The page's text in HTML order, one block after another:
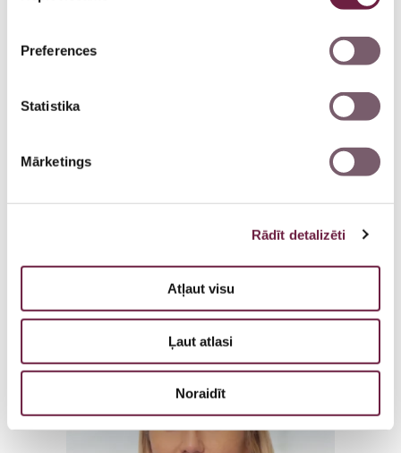
Preferences
Statistika
Mārketings
Rādīt detalizēti
Atļaut visu
Ļaut atlasi
Noraidīt